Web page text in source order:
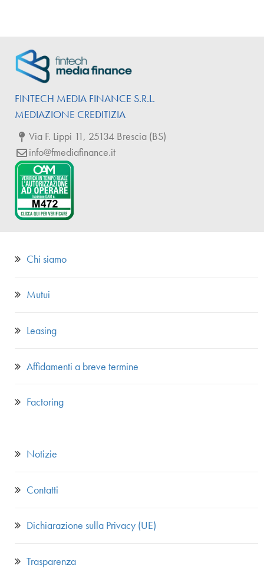
FINTECH MEDIA FINANCE S.R.L.
MEDIAZIONE CREDITIZIA
Via F. Lippi 11, 25134 Brescia (BS)
info@fmediafinance.it
Chi siamo
Mutui
Leasing
Affidamenti a breve termine
Factoring
Notizie
Contatti
Dichiarazione sulla Privacy (UE)
Trasparenza